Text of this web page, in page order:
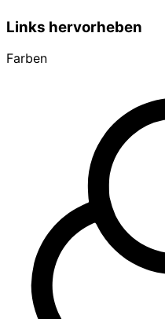
Links hervorheben
Farben